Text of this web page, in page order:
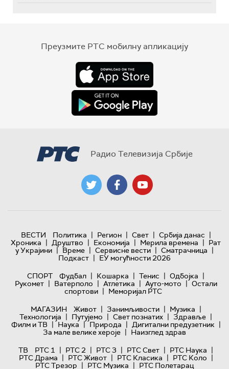
Преузмите РТС мобилну апликацију
Радио Телевизија Србије
ВЕСТИ Политика | Регион | Свет | Србија данас |
Хроника | Друштво | Економија | Мерила времена | Рат
у Украјини | Време | Сервисне вести | Сматрачница |
Подкаст | ЕУ могућности 2026
СПОРТ
Фудбал | Кошарка | Тенис | Одбојка |
Рукомет | Ватерполо | Атлетика | Ауто-мото | Остали
спортови | Меморијал РТС
МАГАЗИН
Живот | Занимљивости | Музика |
Технологијa | Путујемо | Свет познатих | Здравље |
Филм и ТВ | Наука | Природа | Дигитални предузетник |
За мале велике хероје | Наизглед здрав
ТВ
РТС 1 | РТС 2 | РТС 3 | РТС Свет | РТС Наука |
РТС Драма | РТС Живот | РТС Класика | РТС Коло |
РТС Трезор | РТС Музика | РТС Полетарац